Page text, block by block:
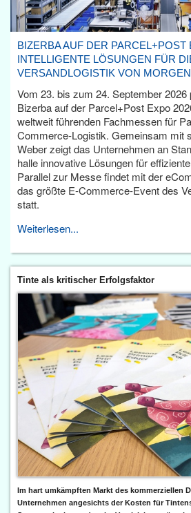
BIZERBA AUF DER PARCEL+POST
INTELLIGENTE LÖSUNGEN FÜR
VERSANDLOGISTIK VON MORGEN
Vom 23. bis zum 24. September
Bizerba auf der Parcel+Post Expo
weltweit führenden Fachmessen für
Commerce-Logistik. Gemeinsam mit
Weber zeigt das Unternehmen an
halle innovative Lösungen für
Parallel zur Messe findet mit der
das größte E-Commerce-Event des
statt.
Weiterlesen...
Tinte als kritischer Erfolgsfaktor
Im hart umkämpften Markt des kommerziellen
Unternehmen angesichts der Kosten für